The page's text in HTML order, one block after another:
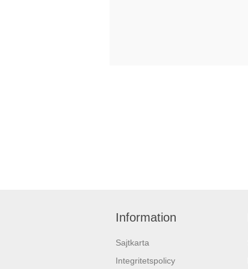
Information
Sajtkarta
Integritetspolicy